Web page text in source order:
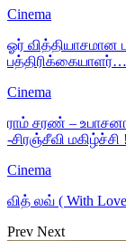
Cinema
ஓர் வித்தியாசமான
பத்திரிக்கையாளர்…
Cinema
ராம் சரண் –
-சிரஞ்சீவி மகிழ்ச்சி !
Cinema
வித் லவ் ( With
Prev Next